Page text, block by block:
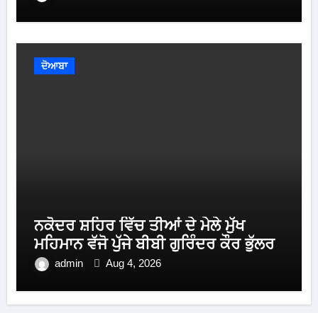
ਦੋਆਬਾ
ਨਕੋਦਰ ਸ਼ਹਿਰ ਵਿੱਚ ਤੀਆਂ ਦੇ ਮੇਲੇ ਮੁੱਖ
ਮਹਿਮਾਨ ਵੱਜੋ ਪੁੱਜੇ ਬੀਬੀ ਗੁਰਿੰਦਰ ਕੌਰ ਭੁੱਲਰ
admin Aug 4, 2026